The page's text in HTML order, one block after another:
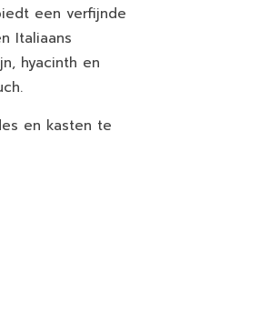
een verfijnde
Italiaans
hyacinth en
en kasten te